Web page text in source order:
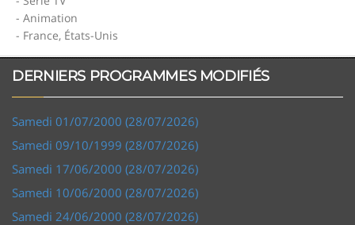
- Animation
- France, États-Unis
DERNIERS PROGRAMMES MODIFIÉS
Samedi 01/07/2000 (28/07/2026)
Samedi 09/10/1999 (28/07/2026)
Samedi 17/06/2000 (28/07/2026)
Samedi 10/06/2000 (28/07/2026)
Samedi 24/06/2000 (28/07/2026)